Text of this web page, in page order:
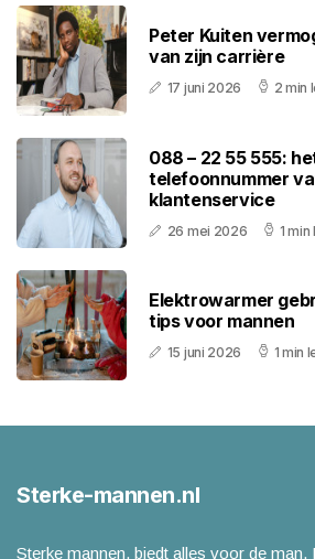
Peter Kuiten
van zijn carrière
17 juni 2026 2 min
088 – 22 55 555:
telefoonnummer
klantenservice
26 mei 2026 1
Elektrowarmer
tips voor mannen
15 juni 2026 1 min
Sterke-mannen.nl
Sterke mannen, biedt alles voor de man.